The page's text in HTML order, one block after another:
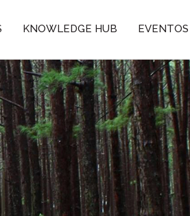
KNOWLEDGE HUB EVENTOS